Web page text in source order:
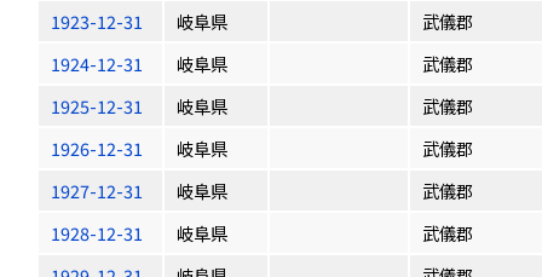
1923-12-31
岐阜県
武儀郡
1924-12-31
岐阜県
武儀郡
1925-12-31
岐阜県
武儀郡
1926-12-31
岐阜県
武儀郡
1927-12-31
岐阜県
武儀郡
1928-12-31
岐阜県
武儀郡